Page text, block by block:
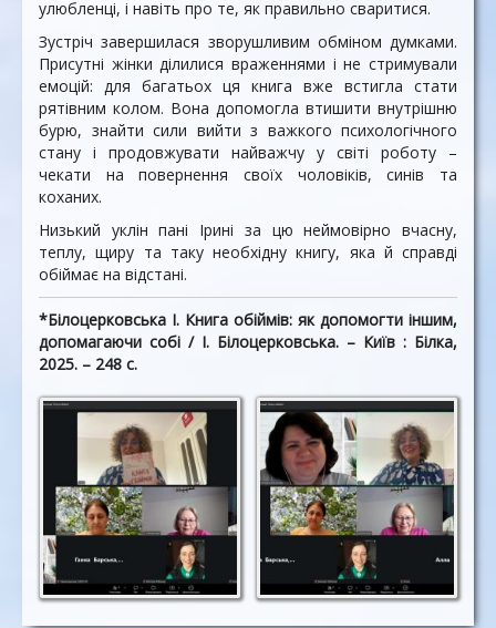
улюбленці, і навіть про те, як правильно сваритися.
Зустріч завершилася зворушливим обміном думками.
Присутні жінки ділилися враженнями і не стримували
емоцій: для багатьох ця книга вже встигла стати
рятівним колом. Вона допомогла втишити внутрішню
бурю, знайти сили вийти з важкого психологічного
стану і продовжувати найважчу у світі роботу –
чекати на повернення своїх чоловіків, синів та
коханих.
Низький уклін пані Ірині за цю неймовірно вчасну,
теплу, щиру та таку необхідну книгу, яка й справді
обіймає на відстані.
*Білоцерковська І. Книга обіймів: як допомогти іншим,
допомагаючи собі / І. Білоцерковська. – Київ : Білка,
2025. – 248 с.